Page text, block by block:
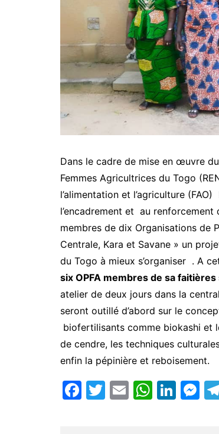
Dans le cadre de mise en œuvre
Femmes Agricultrices du Togo
l’alimentation et l’agriculture
l’encadrement et au
membres de dix Organisations de
Centrale, Kara et Savane » un
du Togo à mieux s’organiser . A
six OPFA membres de sa
atelier de deux jours dans la
seront outillé d’abord sur le
biofertilisants comme biokashi et
de cendre, les techniques
enfin la pépinière et reboisement.
F
T
E
W Li M